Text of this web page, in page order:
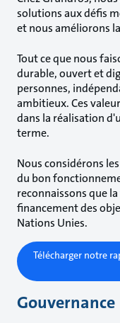
solutions aux défis
et nous améliorons
Tout ce que nous
durable, ouvert et
personnes,
ambitieux. Ces
dans la réalisation
terme.
Nous considérons
du bon
reconnaissons que
financement des
Nations Unies.
Télécharger notre
Gouvernance